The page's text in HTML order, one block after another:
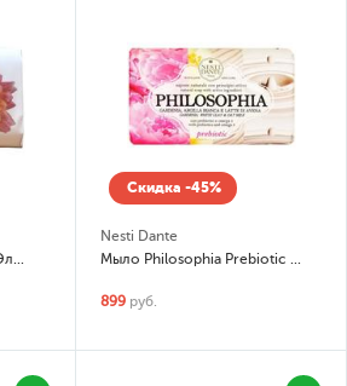
Мыло Amore Elegance (Элегантность)
Скидка -45%
Nesti Dante
Мыло Philosophia Prebiotic (Пребиотик)
899 руб.